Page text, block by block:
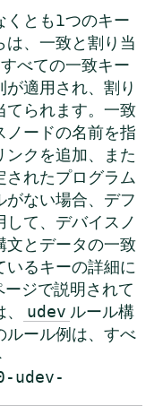
くとも1つのキー
、一致と割り当
べての一致キー
適用され、割り
てられます。一致
ノードの名前を指
クを追加、また
れたプログラム
がない場合、デフ
て、デバイスノ
文とデータの一致
いるキーの詳細に
ジで説明されて
udev ルール構
ルール例は、すべ
udev-